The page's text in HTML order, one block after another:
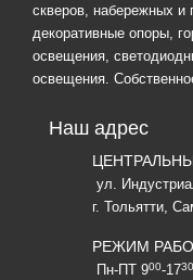
скверов, набережных и
декоративные опоры,
освещения,
освещения.
Наш адрес
ул.
г. Тольятти,
РЕЖИМ
Пн-ПТ 900-1730